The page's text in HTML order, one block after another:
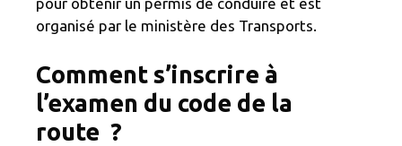
pour obtenir un permis de conduire et est
organisé par le ministère des Transports.
Comment s’inscrire à
l’examen du code de la
route ?